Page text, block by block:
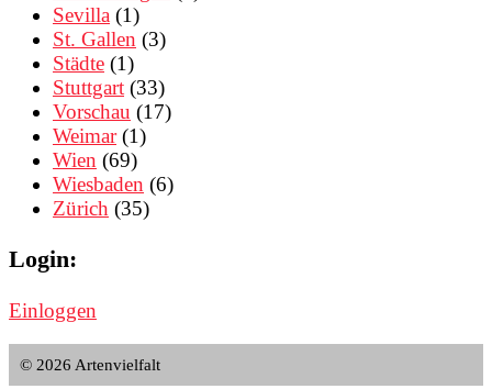
Sevilla (1)
St. Gallen (3)
Städte (1)
Stuttgart (33)
Vorschau (17)
Weimar(1)
Wien (69)
Wiesbaden (6)
Zürich (35)
Login:
Einloggen
© 2026 Artenvielfalt